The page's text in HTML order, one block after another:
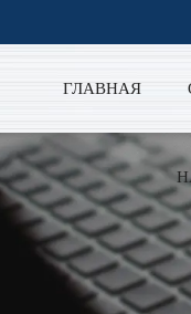
ГЛАВНАЯ